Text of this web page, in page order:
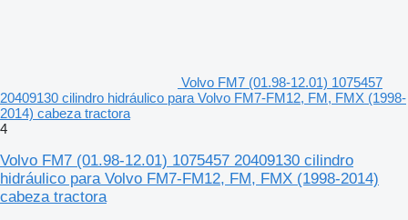
Volvo FM7 (01.98-12.01) 1075457
20409130 cilindro hidráulico para Volvo FM7-FM12, FM, FMX (1998-
2014) cabeza tractora
4
Volvo FM7 (01.98-12.01) 1075457 20409130 cilindro
hidráulico para Volvo FM7-FM12, FM, FMX (1998-2014)
cabeza tractora